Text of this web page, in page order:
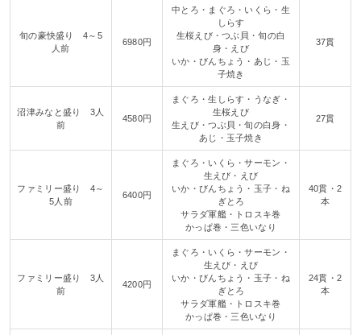
旬の豪快盛り 4～5
人前
6980円
中とろ・まぐろ・いくら・生
しらす
生桜えび・つぶ貝・旬の白
身・えび
いか・びんちょう・あじ・玉
子焼き
37貫
沼津みなと盛り 3人
前
4580円
まぐろ・生しらす・うなぎ・
生桜えび
生えび・つぶ貝・旬の白身・
あじ・玉子焼き
27貫
ファミリー盛り 4～
5人前
6400円
まぐろ・いくら・サーモン・
生えび・えび
いか・びんちょう・玉子・ね
ぎとろ
サラダ軍艦・トロスキ巻
かっぱ巻・三色いなり
40貫・2
本
ファミリー盛り 3人
前
4200円
まぐろ・いくら・サーモン・
生えび・えび
いか・びんちょう・玉子・ね
ぎとろ
サラダ軍艦・トロスキ巻
かっぱ巻・三色いなり
24貫・2
本